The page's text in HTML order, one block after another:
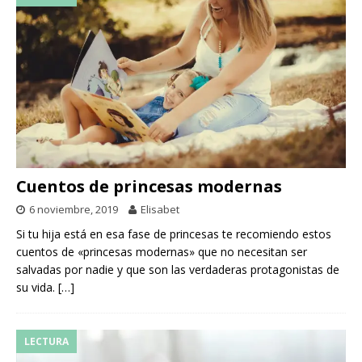
Cuentos de princesas modernas
6 noviembre, 2019 Elisabet
Si tu hija está en esa fase de princesas te recomiendo estos
cuentos de «princesas modernas» que no necesitan ser
salvadas por nadie y que son las verdaderas protagonistas de
su vida. […]
LECTURA